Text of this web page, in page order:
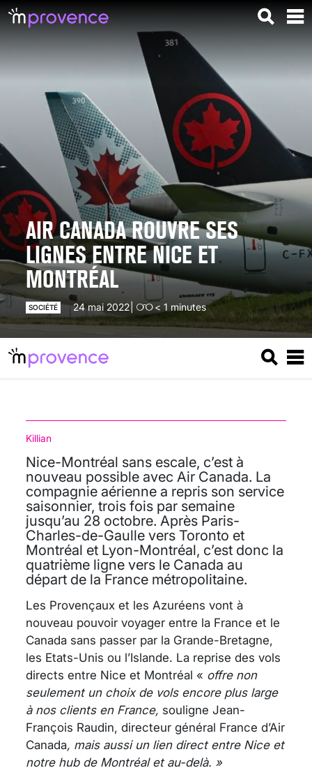
AIR CANADA ROUVRE SES
LIGNES ENTRE NICE ET
MONTRÉAL
SOCIÉTÉ 24 mai 2022 < 1 minutes
Nice-Montréal sans escale, c’est à
nouveau possible avec Air Canada. La
compagnie aérienne a repris son service
saisonnier, trois fois par semaine
jusqu’au 28 octobre. Après Paris-
Charles-de-Gaulle vers Toronto et
Montréal et Lyon-Montréal, c’est donc la
quatrième ligne vers le Canada au
départ de la France métropolitaine.
Killian
Les Provençaux et les Azuréens vont à
nouveau pouvoir voyager entre la France et le
Canada sans passer par la Grande-Bretagne,
les Etats-Unis ou l’Islande. La reprise des vols
directs entre Nice et Montréal « offre non
seulement un choix de vols encore plus large
à nos clients en France, souligne Jean-
François Raudin, directeur général France d’Air
Canada, mais aussi un lien direct entre Nice et
notre hub de Montréal et au-delà. »